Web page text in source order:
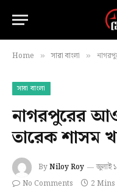
Home » সারা বাংলা »
সারা বাংলা
নাগরপুরের
তারেক শাসম
ByNiloy Roy জুলাই
No Comments
2 Mins